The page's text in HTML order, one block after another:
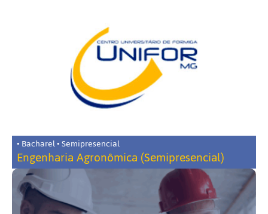
• Bacharel • Semipresencial
Engenharia Agronômica (Semipresencial)